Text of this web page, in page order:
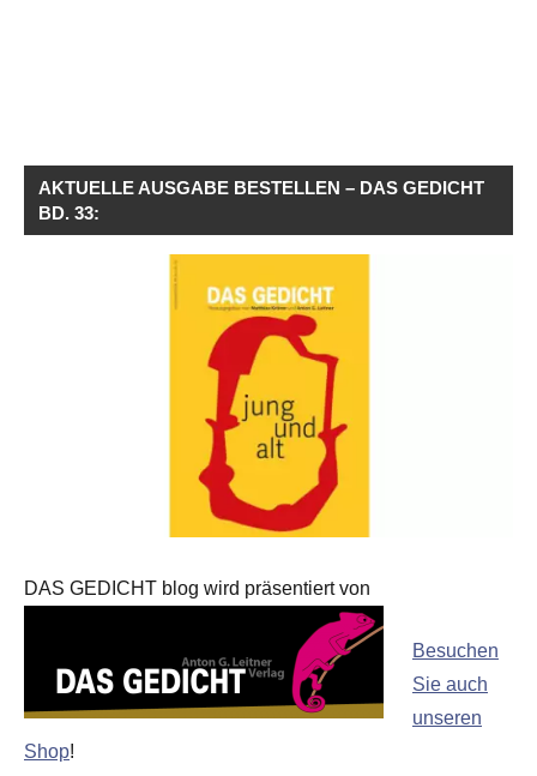
AKTUELLE AUSGABE BESTELLEN – DAS GEDICHT
BD. 33:
DAS GEDICHT blog wird präsentiert von
Besuchen
Sie auch
unseren
Shop!